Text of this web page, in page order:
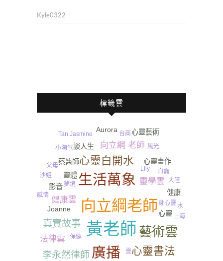
Kyle0322
標籤雲
黃老師
向立綱老師
廣播
生活萬象
藝術雲
心靈白開水
心靈書法
李永然律師
真實故事
健康雲
靈學雲
向立綱 老師
法律雲
心靈
靈體
Joanne
蔡醫師 心靈畫作
影音
談人生
Aurora
健康
心靈藝術
Tan Jasmine
保健
上海
Lily 白露
沙姐
風光
夢境
小淘气
父母
大陸
身心靈
靈
感情
台商
水